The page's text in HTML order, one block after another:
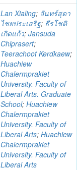
Lan Xialing; จันทร์สุดา
ไชยประเสริฐ; ธีรโชติ
เกิดแก้ว; Jansuda
Chiprasert;
Teerachoot Kerdkaew;
Huachiew
Chalermprakiet
University. Faculty of
Liberal Arts. Graduate
School; Huachiew
Chalermprakiet
University. Faculty of
Liberal Arts; Huachiew
Chalermprakiet
University. Faculty of
Liberal Arts